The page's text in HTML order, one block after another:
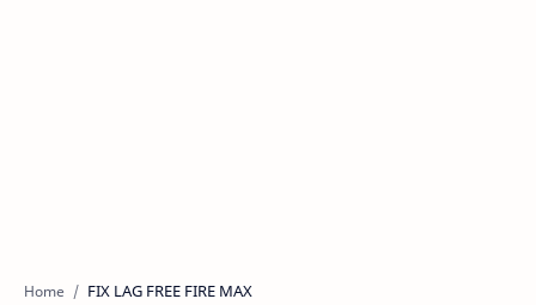
Home FIX LAG FREE FIRE MAX